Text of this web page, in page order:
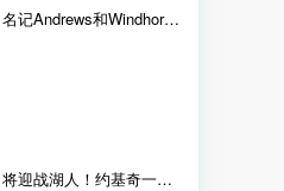
名记Andrews和Windhorst合同即将到期 ESPN希望能够留住他们
将迎战湖人！约基奇一身西装霸气入场 面无表情